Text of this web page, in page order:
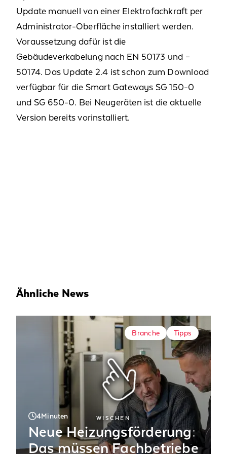
Update manuell von einer Elektrofachkraft per
Administrator-Oberfläche installiert werden.
Voraussetzung dafür ist die
Gebäudeverkabelung nach EN 50173 und –
50174. Das Update 2.4 ist schon zum Download
verfügbar für die Smart Gateways SG 150-0
und SG 650-0. Bei Neugeräten ist die aktuelle
Version bereits vorinstalliert.
Ähnliche News
Branche Tipps
4Minuten
Neue Heizungsförderung:
Das müssen Fachbetriebe
WISCHEN